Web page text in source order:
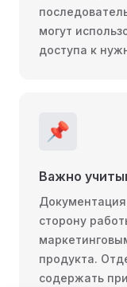
могут
доступа к
📌
Важно
сторону
продукта.
содержать